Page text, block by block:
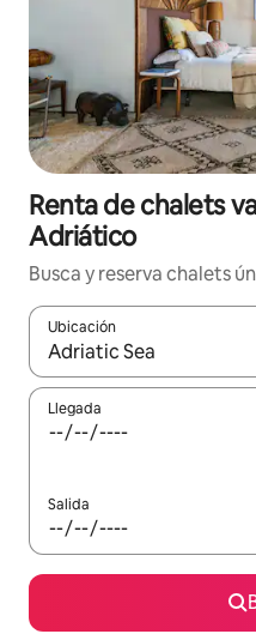
Renta de chalets
Adriático
Busca y reserva chalets
Ubicación
Cuando los resultados
Llegada
Salida